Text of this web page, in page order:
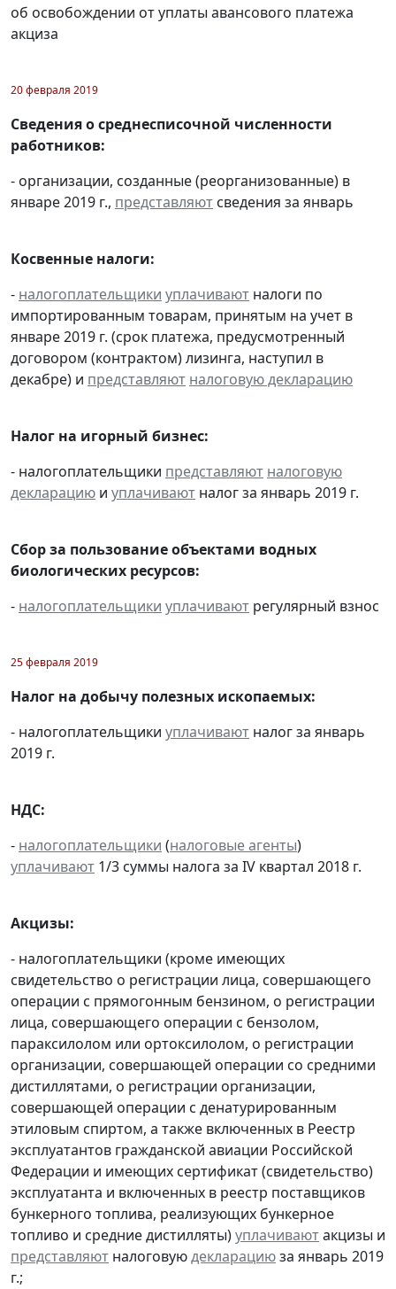
об освобождении от уплаты авансового платежа
акциза
20 февраля 2019
Сведения о среднесписочной численности
работников:
- организации, созданные (реорганизованные) в
январе 2019 г., представляют сведения за январь
Косвенные налоги:
- налогоплательщики уплачивают налоги по
импортированным товарам, принятым на учет в
январе 2019 г. (срок платежа, предусмотренный
договором (контрактом) лизинга, наступил в
декабре) и представляют налоговую декларацию
Налог на игорный бизнес:
- налогоплательщики представляют налоговую
декларацию и уплачивают налог за январь 2019 г.
Сбор за пользование объектами водных
биологических ресурсов:
- налогоплательщики уплачивают регулярный взнос
25 февраля 2019
Налог на добычу полезных ископаемых:
- налогоплательщики уплачивают налог за январь
2019 г.
НДС:
- налогоплательщики (налоговые агенты)
уплачивают 1/3 суммы налога за IV квартал 2018 г.
Акцизы:
- налогоплательщики (кроме имеющих
свидетельство о регистрации лица, совершающего
операции с прямогонным бензином, о регистрации
лица, совершающего операции с бензолом,
параксилолом или ортоксилолом, о регистрации
организации, совершающей операции со средними
дистиллятами, о регистрации организации,
совершающей операции с денатурированным
этиловым спиртом, а также включенных в Реестр
эксплуатантов гражданской авиации Российской
Федерации и имеющих сертификат (свидетельство)
эксплуатанта и включенных в реестр поставщиков
бункерного топлива, реализующих бункерное
топливо и средние дистилляты)уплачиваютакцизы и
представляют налоговуюдекларациюза январь 2019
г.;